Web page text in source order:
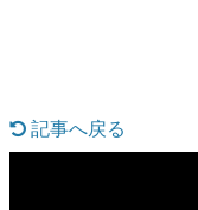
具体的な
記事へ戻る